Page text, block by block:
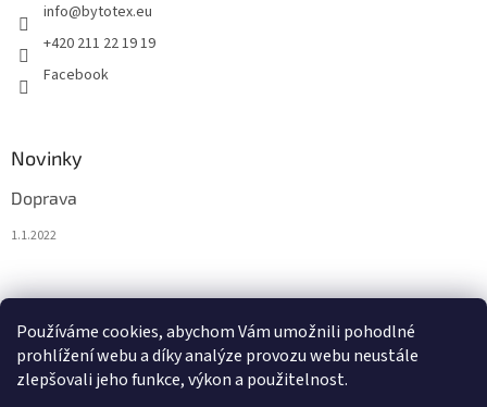
Používáme cookies, abychom Vám umožnili pohodlné
prohlížení webu a díky analýze provozu webu neustále
zlepšovali jeho funkce, výkon a použitelnost.
info@bytotex.eu
+420 211 22 19 19
Facebook
Novinky
Doprava
1.1.2022
0KS /0 €